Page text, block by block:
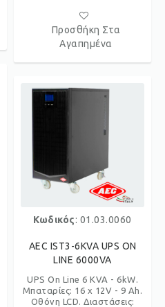
Προσθήκη Στα
Αγαπημένα
Κωδικός: 01.03.0060
AEC IST3-6KVA UPS ON
LINE 6000VA
UPS On Line 6 KVA - 6kW.
Μπαταρίες: 16 x 12V - 9 Ah.
Οθόνη LCD. Διαστάσεις: